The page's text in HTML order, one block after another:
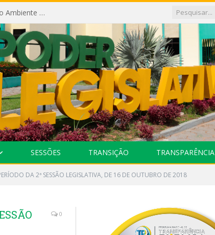
Câmara recebe palestra da Secretária Municipal de Meio Ambiente sobre as ações da “SEMANA DO MEIO AMBIENTE”
SESSÕES TRANSIÇÃO TRANSPARÊNCIA
DA 2ª SESSÃO LEGISLATIVA, DE 16 DE OUTUBRO DE 2018
0